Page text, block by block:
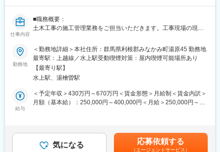
変更の範囲：会社の定める業務
るため、製作部門と密に連携しながら、製作から施工まで一貫し
てプロジェクトに関わることができます。
携われるため、主体的に業務を進めたい方にとって魅力的な環境
です。
■組織構成：
配属先の本社には、施工管理担当者が7名在籍しています。年齢層
は20代から60代まで幅広く、経験豊富な社員から若手社員までバ
ランスよく在籍しています。先輩社員によるサポート体制も整っ
当社は、商業施設や一般住宅向けの木製建具・造作家具の製作を
仕事内容
■職務概要：
土木工事の施工管理業務をご担当いただきます。工事現場の現場
す。
■職務詳細：
・一般的な施工管理者の業務（工程管理、品質管理、コスト管
理、安全管理など）
・部下指導・育成、経営層との連携、他部署、発注先・下請け先
との連携
・工事書類、写真、図面等の作成・提出
待しています。
勤務地
＜勤務地詳細＞本社住所：群馬県利根郡みなかみ町湯原45 勤務地
最寄駅：上越線／水上駅受動喫煙対策：屋内喫煙可能場所あり
【最寄り駅】
水上駅、湯檜曽駅
給与
＜予定年収＞430万円～670万円＜賃金形態＞月給制＜賃金内訳＞
月額（基本給）：250,000円～400,000円＜月給＞250,000円～
記載金額は選考を通じて上下する可能性があります。月給(月額)は
固定手当を含みます。
気になる 応募依頼する
（エージェントサービス）